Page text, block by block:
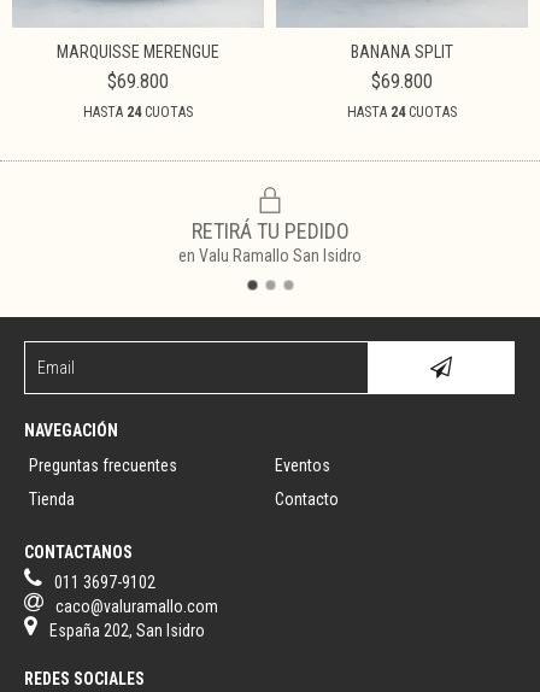
MARQUISSE MERENGUE
$69.800
HASTA 24CUOTAS
BANANA SPLIT
$69.800
HASTA 24CUOTAS
RETIRÁ TU PEDIDO
en Valu Ramallo San Isidro
NAVEGACIÓN
Preguntas frecuentes
Eventos
Tienda
Contacto
CONTACTANOS
011 3697-9102
caco@valuramallo.com
España 202, San Isidro
REDES SOCIALES